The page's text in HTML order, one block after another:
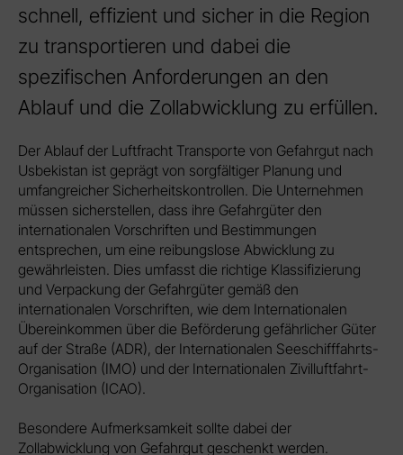
schnell, effizient und sicher in die Region
zu transportieren und dabei die
spezifischen Anforderungen an den
Ablauf und die Zollabwicklung zu erfüllen.
Der Ablauf der Luftfracht Transporte von Gefahrgut nach
Usbekistan ist geprägt von sorgfältiger Planung und
umfangreicher Sicherheitskontrollen. Die Unternehmen
müssen sicherstellen, dass ihre Gefahrgüter den
internationalen Vorschriften und Bestimmungen
entsprechen, um eine reibungslose Abwicklung zu
gewährleisten. Dies umfasst die richtige Klassifizierung
und Verpackung der Gefahrgüter gemäß den
internationalen Vorschriften, wie dem Internationalen
Übereinkommen über die Beförderung gefährlicher Güter
auf der Straße (ADR), der Internationalen Seeschifffahrts-
Organisation (IMO) und der Internationalen Zivilluftfahrt-
Organisation (ICAO).
Besondere Aufmerksamkeit sollte dabei der
Zollabwicklung von Gefahrgut geschenkt werden.